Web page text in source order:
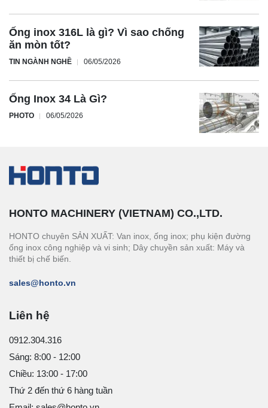
Ống inox 316L là gì? Vì sao chống
ăn mòn tốt?
TIN NGÀNH NGHỀ 06/05/2026
Ống Inox 34 Là Gì?
PHOTO 06/05/2026
HONTO MACHINERY (VIETNAM) CO.,LTD.
HONTO chuyên SẢN XUẤT: Van inox, ống inox; phụ kiện đường
ống inox công nghiệp và vi sinh; Dây chuyền sản xuất: Máy và
thiết bị chế biến.
sales@honto.vn
Liên hệ
0912.304.316
Sáng: 8:00 - 12:00
Chiều: 13:00 - 17:00
Thứ 2 đến thứ 6 hàng tuần